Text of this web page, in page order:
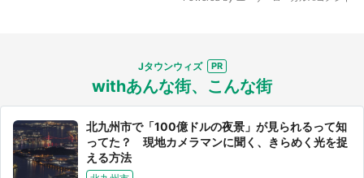
Jタウンウィズ
withあんな街、こんな街
北九州市で「100億ドルの夜景」が見られるって知
ってた？ 現地カメラマンに聞く、きらめく光を捉
える方法